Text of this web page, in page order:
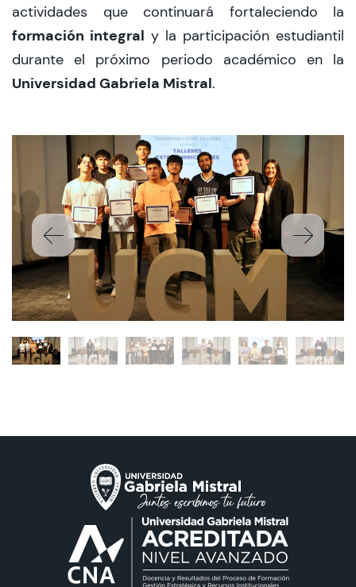
actividades que continuará fortaleciendo la
formación integral y la participación estudiantil
durante el próximo periodo académico en la
Universidad Gabriela Mistral.